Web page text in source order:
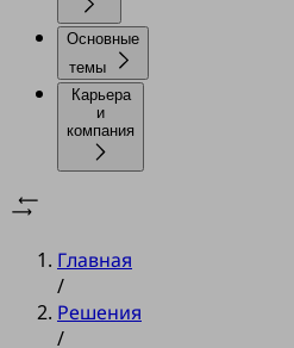
Основные
темы
Карьера
и
компания
Главная
/
Решения
/